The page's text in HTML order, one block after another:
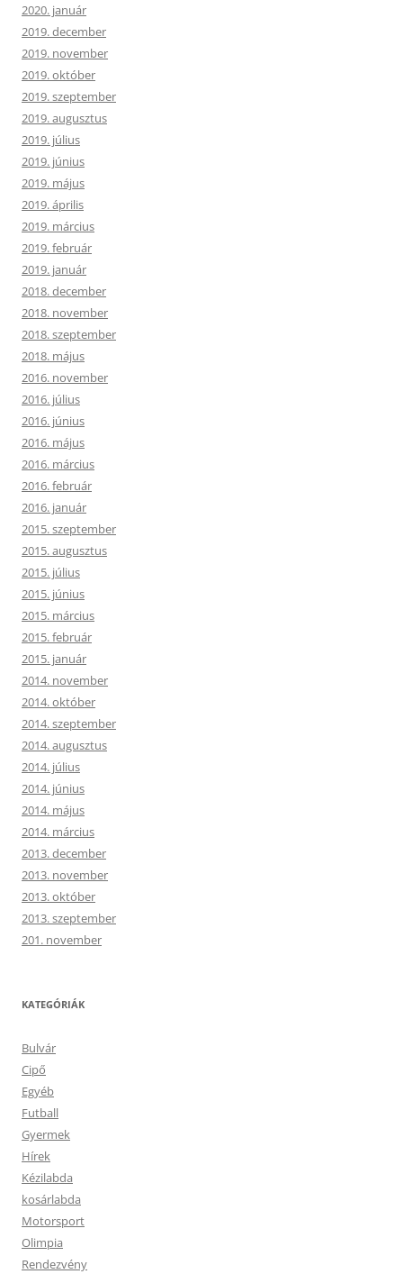
2020. január
2019. december
2019. november
2019. október
2019. szeptember
2019. augusztus
2019. július
2019. június
2019. május
2019. április
2019. március
2019. február
2019. január
2018. december
2018. november
2018. szeptember
2018. május
2016. november
2016. július
2016. június
2016. május
2016. március
2016. február
2016. január
2015. szeptember
2015. augusztus
2015. július
2015. június
2015. március
2015. február
2015. január
2014. november
2014. október
2014. szeptember
2014. augusztus
2014. július
2014. június
2014. május
2014. március
2013. december
2013. november
2013. október
2013. szeptember
201. november
KATEGÓRIÁK
Bulvár
Cipő
Egyéb
Futball
Gyermek
Hírek
Kézilabda
kosárlabda
Motorsport
Olimpia
Rendezvény